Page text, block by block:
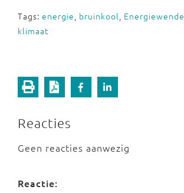
Tags: energie bruinkool Energiewende
klimaat
Reacties
Geen reacties aanwezig
Reactie: